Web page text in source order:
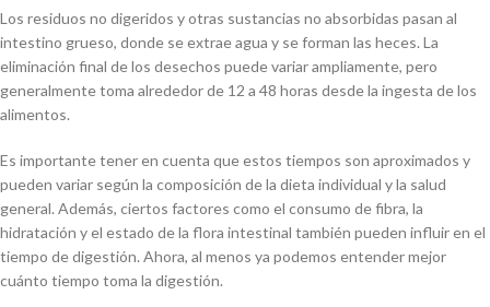
Los residuos no digeridos y otras sustancias no absorbidas pasan al
intestino grueso, donde se extrae agua y se forman las heces. La
eliminación final de los desechos puede variar ampliamente, pero
generalmente toma alrededor de 12 a 48 horas desde la ingesta de los
alimentos.
Es importante tener en cuenta que estos tiempos son aproximados y
pueden variar según la composición de la dieta individual y la salud
general. Además, ciertos factores como el consumo de fibra, la
hidratación y el estado de la flora intestinal también pueden influir en el
tiempo de digestión. Ahora, al menos ya podemos entender mejor
cuánto tiempo toma la digestión.